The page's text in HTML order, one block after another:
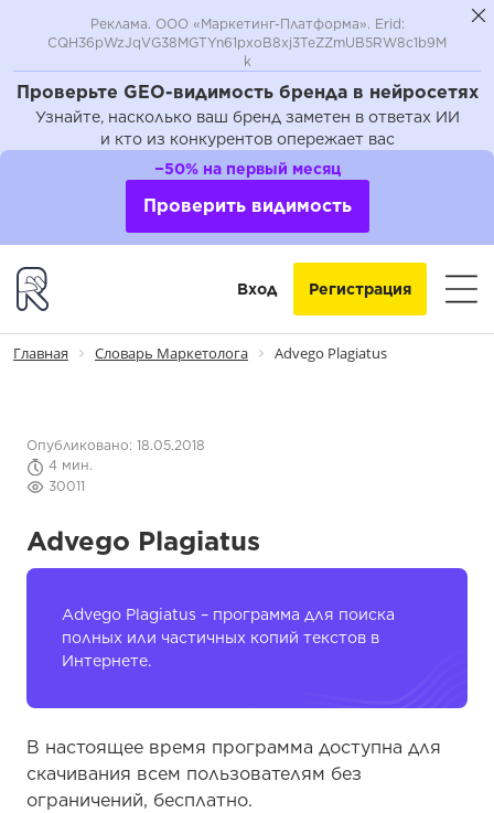
Проверьте GEO-видимость бренда в нейросетях
Узнайте, насколько ваш бренд заметен в ответах ИИ
и кто из конкурентов опережает вас
Реклама. ООО «Маркетинг-Платформа». Erid:
CQH36pWzJqVG38MGTYn61pxoB8xj3TeZZmUB5RW8c1b9M
k
−50% на первый месяц
Проверить видимость
Вход Регистрация
Главная Словарь Маркетолога Advego Plagiatus
Advego Plagiatus
Опубликовано: 18.05.2018
4 мин.
30011
Advego Plagiatus – программа для поиска
полных или частичных копий текстов в
Интернете.
В настоящее время программа доступна для
скачивания всем пользователям без
ограничений, бесплатно.